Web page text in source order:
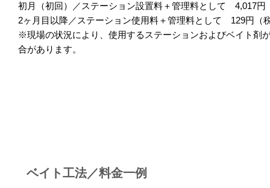
初月（初回）／ステーション設置料＋管理料として 4,017円
2ヶ月目以降／ステーション使用料＋管理料として 129円（
※現場の状況により、使用するステーションおよびベイト剤
合があります。
ベイト工法／料金一例